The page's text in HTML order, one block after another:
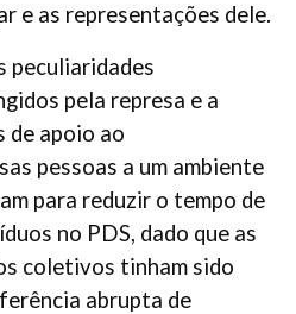
e as representações dele.
peculiaridades
pela represa e a
de apoio ao
pessoas a um ambiente
para reduzir o tempo de
no PDS, dado que as
coletivos tinham sido
abrupta de